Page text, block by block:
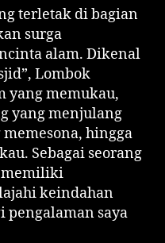
terletak di bagian
surga
alam. Dikenal
Lombok
yang memukau,
yang menjulang
hingga
Sebagai seorang
memiliki
keindahan
pengalaman saya